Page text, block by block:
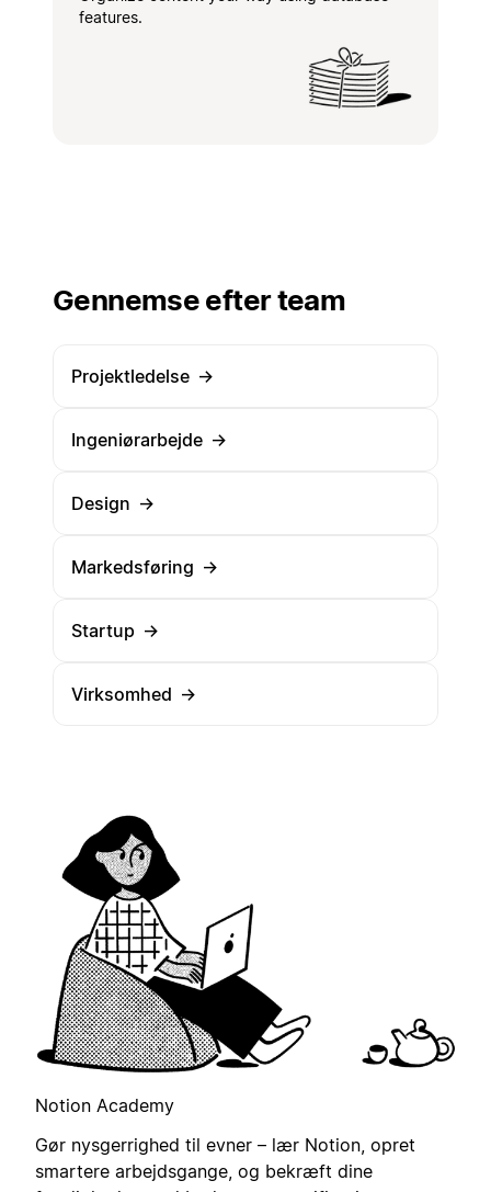
features.
Gennemse efter team
Projektledelse →
Ingeniørarbejde →
Design →
Markedsføring →
Startup →
Virksomhed →
Notion Academy
Gør nysgerrighed til evner – lær Notion, opret
smartere arbejdsgange, og bekræft dine